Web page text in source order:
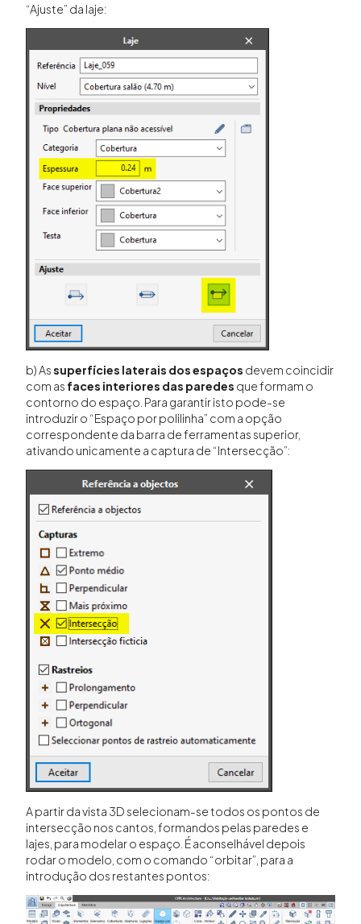
“Ajuste” da laje:
b) Assuperfícies laterais dos espaços devem coincidir
com as faces interiores das paredes que formam o
contorno do espaço. Para garantir isto pode-se
introduzir o “Espaço por polilinha” com a opção
correspondente da barra de ferramentas superior,
ativando unicamente a captura de “Intersecção”:
A partir da vista 3D selecionam-se todos os pontos de
intersecção nos cantos, formandos pelas paredes e
lajes, para modelar o espaço. É aconselhável depois
rodar o modelo, com o comando “orbitar”, para a
introdução dos restantes pontos: